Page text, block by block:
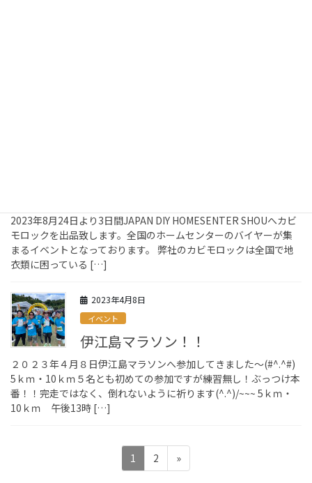
2023年8月24日より3日間JAPAN DIY HOMESENTER SHOUへカビ
モロックを出品致します。全国のホームセンターのバイヤーが集
まるイベントとなっております。 弊社のカビモロックは全国で地
衣類に困っている […]
2023年4月8日
イベント
伊江島マラソン！！
２０２３年４月８日伊江島マラソンへ参加してきました～(#^.^#)
5ｋｍ・10ｋｍ５名とも初めての参加ですが練習無し！ぶっつけ本
番！！完走ではなく、倒れないように祈ります(^.^)/~~~ 5ｋｍ・
10ｋｍ 午後13時 […]
ペ
ー
1
ペ
ー
2 »